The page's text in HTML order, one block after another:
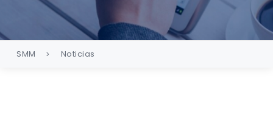
SMM Noticias